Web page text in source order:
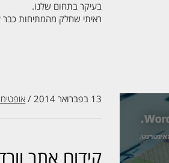
בעיקר בתחום שלנו.
ראיתי שחלק מהמתיחות כבר
13 בפברואר 2014 /